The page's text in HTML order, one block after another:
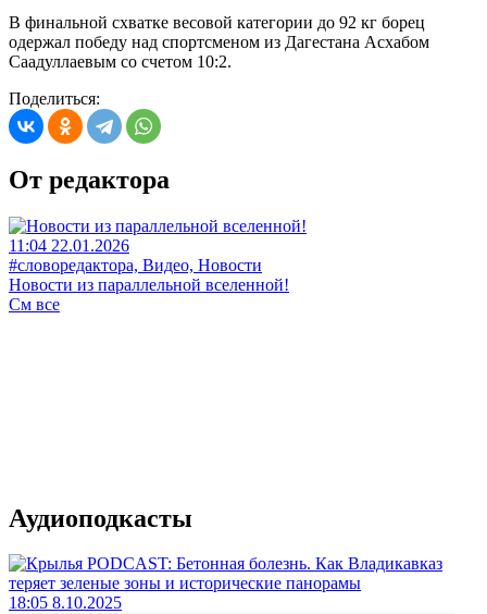
В финальной схватке весовой категории до 92 кг борец
одержал победу над спортсменом из Дагестана Асхабом
Саадуллаевым со счетом 10:2.
Поделиться:
От редактора
11:04 22.01.2026
#словоредактора, Видео, Новости
Новости из параллельной вселенной!
См все
Аудиоподкасты
18:05 8.10.2025